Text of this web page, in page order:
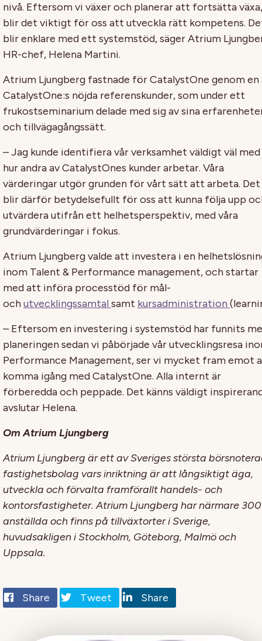
nivå. Eftersom vi växer och planerar att fortsätta växa,
blir det viktigt för oss att utveckla rätt kompetens.
blir enklare med ett systemstöd, säger Atrium
HR-chef, Helena Martini.
Atrium Ljungberg fastnade för CatalystOne genom en
CatalystOne:s nöjda referenskunder, som under ett
frukostseminarium delade med sig av sina
och tillvägagångssätt.
– Jag kunde identifiera vår verksamhet väldigt väl med
hur andra av CatalystOnes kunder arbetar. Våra
värderingar utgör grunden för vårt sätt att arbeta. Det
blir därför betydelsefullt för oss att kunna följa upp
utvärdera utifrån ett helhetsperspektiv, med våra
grundvärderingar i fokus.
Atrium Ljungberg valde att investera i en
inom Talent & Performance management, och startar
med att införa processtöd för mål-
ochutvecklingssamtalsamt kursadministration
– Eftersom en investering i systemstöd har funnits
planeringen sedan vi påbörjade vår utvecklingsresa
Performance Management, ser vi mycket fram emot
komma igång med CatalystOne. Alla internt är
förberedda och peppade. Det känns väldigt
avslutar Helena.
Om Atrium Ljungberg
Atrium Ljungberg är ett av Sveriges största
fastighetsbolag vars inriktning är att långsiktigt äga,
utveckla och förvalta framförallt handels- och
kontorsfastigheter. Atrium Ljungberg har närmare 300
anställda och finns på tillväxtorter i Sverige,
huvudsakligen i Stockholm, Göteborg, Malmö och
Uppsala.
Share Tweet Share